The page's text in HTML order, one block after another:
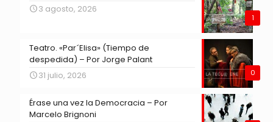
1
3 agosto, 2026
0
Teatro. «Par´Elisa» (Tiempo de
despedida) – Por Jorge Palant
31 julio, 2026
Érase una vez la Democracia – Por
Marcelo Brignoni